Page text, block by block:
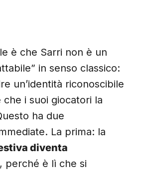
è che Sarri non è un
in senso classico:
un’identità riconoscibile
i suoi giocatori la
ha due
La prima: la
diventa
, perché è lì che si